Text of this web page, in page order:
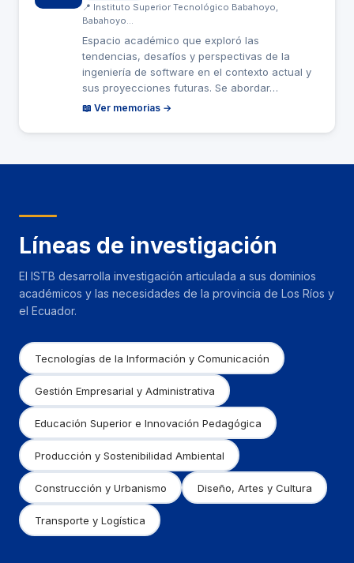
📍 Instituto Superior Tecnológico Babahoyo,
Babahoyo…
Espacio académico que exploró las
tendencias, desafíos y perspectivas de la
ingeniería de software en el contexto actual y
sus proyecciones futuras. Se abordar…
📖 Ver memorias →
Líneas de investigación
El ISTB desarrolla investigación articulada a sus dominios
académicos y las necesidades de la provincia de Los Ríos y
el Ecuador.
Tecnologías de la Información y Comunicación
Gestión Empresarial y Administrativa
Educación Superior e Innovación Pedagógica
Producción y Sostenibilidad Ambiental
Construcción y Urbanismo Diseño, Artes y Cultura
Transporte y Logística